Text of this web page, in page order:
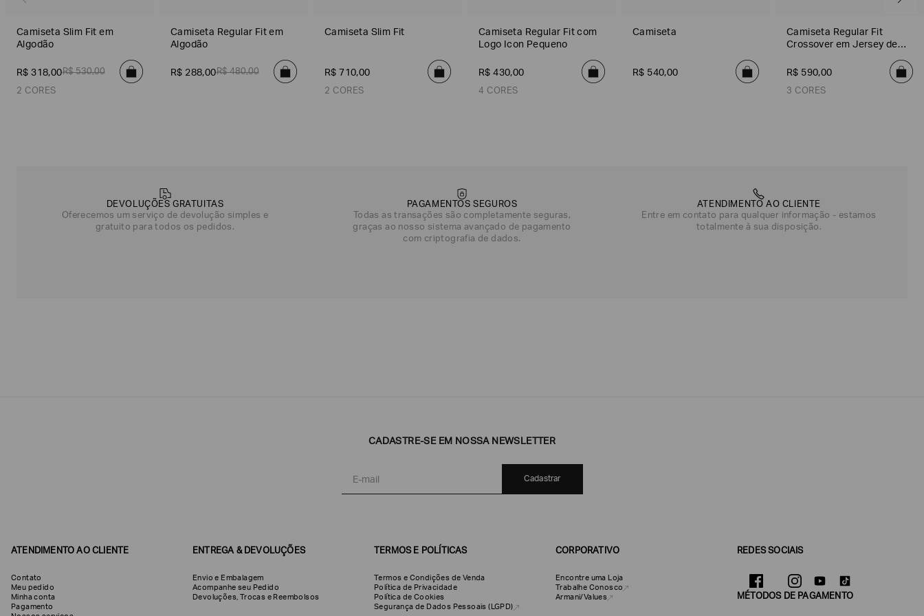
Camiseta Slim Fit em
Algodão
R$ 318,00R$ 530,00
2 CORES
Camiseta Regular Fit em
Algodão
R$ 288,00R$ 480,00
Camiseta Slim Fit
R$ 710,00
2 CORES
Camiseta Regular Fit com
Logo Icon Pequeno
R$ 430,00
4 CORES
Camiseta
R$ 540,00
Camiseta Regular Fit
Crossover em Jersey de
R$ 590,00
3 CORES
DEVOLUÇÕES GRATUITAS
Oferecemos um serviço de devolução simples e
gratuito para todos os pedidos.
PAGAMENTOS SEGUROS
Todas as transações são completamente seguras,
graças ao nosso sistema avançado de pagamento
com criptografia de dados.
ATENDIMENTO AO CLIENTE
Entre em contato para qualquer informação - estamos
totalmente à sua disposição.
CADASTRE-SE EM NOSSA NEWSLETTER
Cadastrar
ATENDIMENTO AO CLIENTE
Contato
Meu pedido
Minha conta
Pagamento
ENTREGA & DEVOLUÇÕES
Envio e Embalagem
Acompanhe seu Pedido
Devoluções, Trocas e Reembolsos
TERMOS E POLÍTICAS
Termos e Condições de Venda
Política de Privacidade
Política de Cookies
Segurança de Dados Pessoais (LGPD)
CORPORATIVO
Encontre uma Loja
Trabalhe Conosco
Armani/Values
REDES SOCIAIS
MÉTODOS DE PAGAMENTO
contar
mais
sobre
EA7
Armani
Masculinos